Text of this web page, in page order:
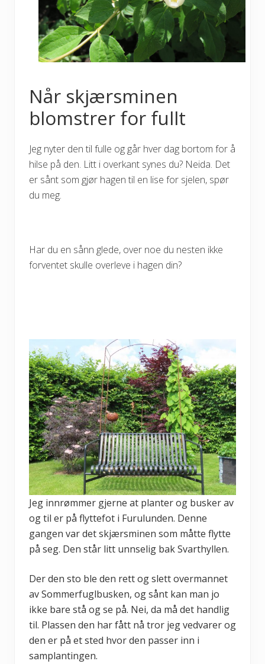
Når skjærsminen
blomstrer for fullt
Jeg nyter den til fulle og går hver dag bortom for å
hilse på den. Litt i overkant synes du? Neida. Det
er sånt som gjør hagen til en lise for sjelen, spør
du meg.
Har du en sånn glede, over noe du nesten ikke
forventet skulle overleve i hagen din?
Jeg innrømmer gjerne at planter og busker av
og til er på flyttefot i Furulunden. Denne
gangen var det skjærsminen som måtte flytte
på seg. Den står litt unnselig bak Svarthyllen.
Der den sto ble den rett og slett overmannet
av Sommerfuglbusken, og sånt kan man jo
ikke bare stå og se på. Nei, da må det handlig
til. Plassen den har fått nå tror jeg vedvarer og
den er på et sted hvor den passer inn i
samplantingen.